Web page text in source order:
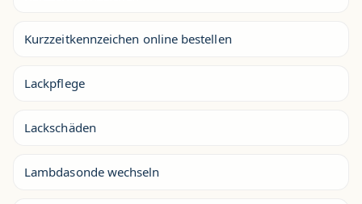
Kurzzeitkennzeichen online bestellen
Lackpflege
Lackschäden
Lambdasonde wechseln